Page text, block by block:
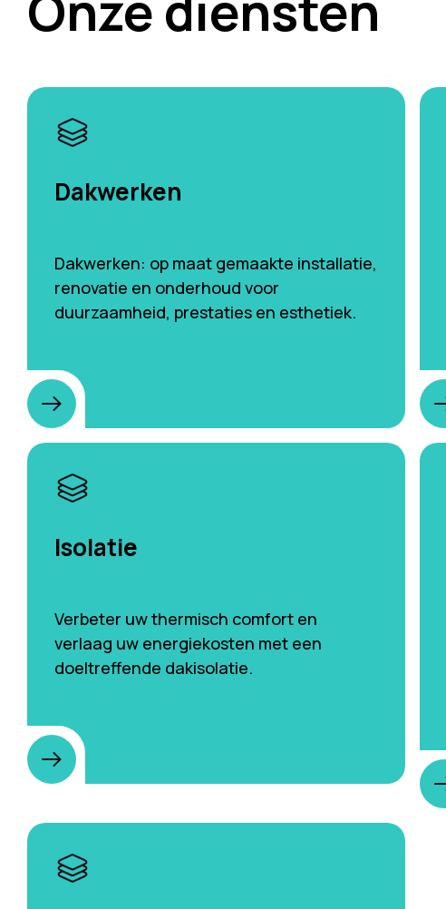
Dakwerken
Dakwerken: op maat gemaakte installatie,
renovatie en onderhoud voor
duurzaamheid, prestaties en esthetiek.
Isolatie
Verbeter uw thermisch comfort en
verlaag uw energiekosten met een
doeltreffende dakisolatie.